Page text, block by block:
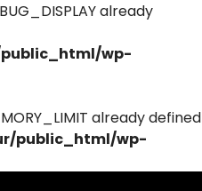
already
wp-
already defined
public_html/wp-